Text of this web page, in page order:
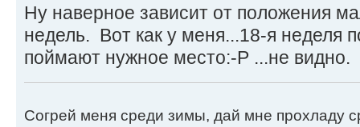
Ну наверное зависит от положения
недель. Вот как у меня...18-я неделя
поймают нужное место:-P ...не видно.
Согрей меня среди зимы, дай мне прохладу